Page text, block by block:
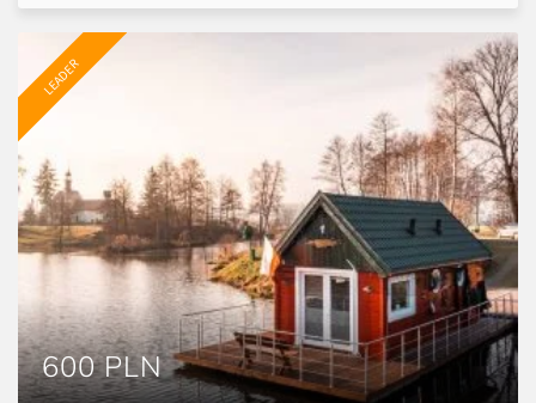
LEADER
600 PLN